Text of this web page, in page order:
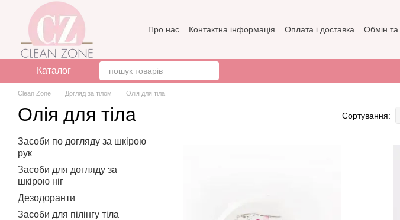
Перейти до основного контенту
Про нас Контактна інформація Оплата і доставка Обмін
Каталог
Clean Zone Догляд за тілом Олія для тіла
Олія для тіла Сортування:
Засоби по догляду за шкірою
рук
Засоби для догляду за
шкірою ніг
Дезодоранти
Засоби для пілінгу тіла